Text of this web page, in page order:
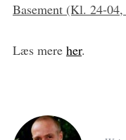
Basement (Kl. 24-
Læs mere her.